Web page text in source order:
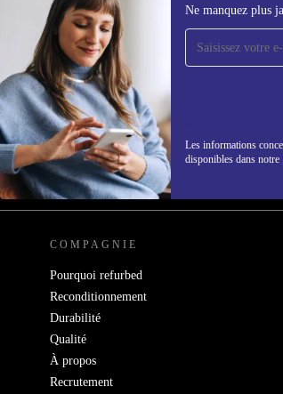
Ne manquez plus
Les informations
disponibles dans notre
Recevoir offres et infos de
refurbed par mail
Ne manquez plus aucune
REFURBED FRANCE - RETHINK
COMPAGNIE
Pourquoi refurbed
Reconditionnement
Durabilité
Qualité
À propos
Recrutement